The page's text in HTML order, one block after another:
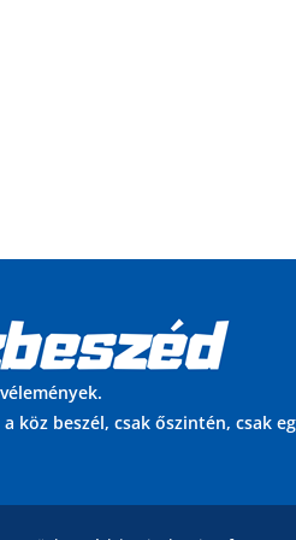
köz beszél, csak őszintén, csak